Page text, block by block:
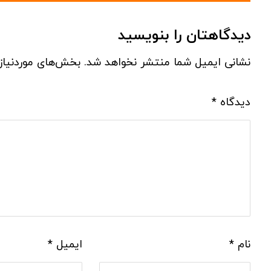
دیدگاهتان را بنویسید
نشانی ایمیل شما منتشر نخواهد شد. بخش‌های
دیدگاه *
نام * ایمیل *